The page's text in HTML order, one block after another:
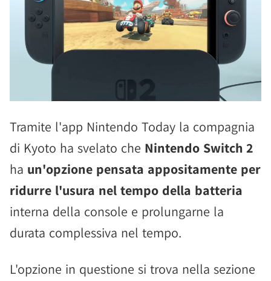
Tramite l'app Nintendo Today la compagnia
di Kyoto ha svelato che Nintendo Switch 2
ha un'opzione pensata appositamente per
ridurre l'usura nel tempo della batteria
interna della console e prolungarne la
durata complessiva nel tempo.
L'opzione in questione si trova nella sezione